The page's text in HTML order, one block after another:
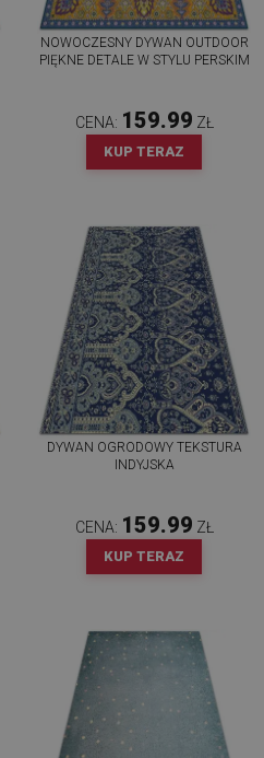
NOWOCZESNY DYWAN OUTDOOR
PIĘKNE DETALE W STYLU PERSKIM
CENA: 159.99 ZŁ
KUP TERAZ
DYWAN OGRODOWY TEKSTURA
INDYJSKA
CENA: 159.99 ZŁ
KUP TERAZ